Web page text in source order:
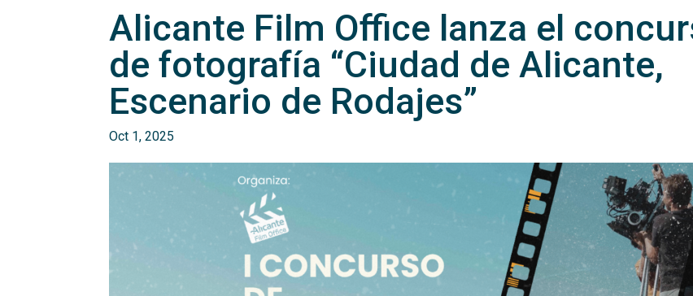
Alicante Film Office lanza el
de fotografía “Ciudad de Alicante,
Escenario de Rodajes”